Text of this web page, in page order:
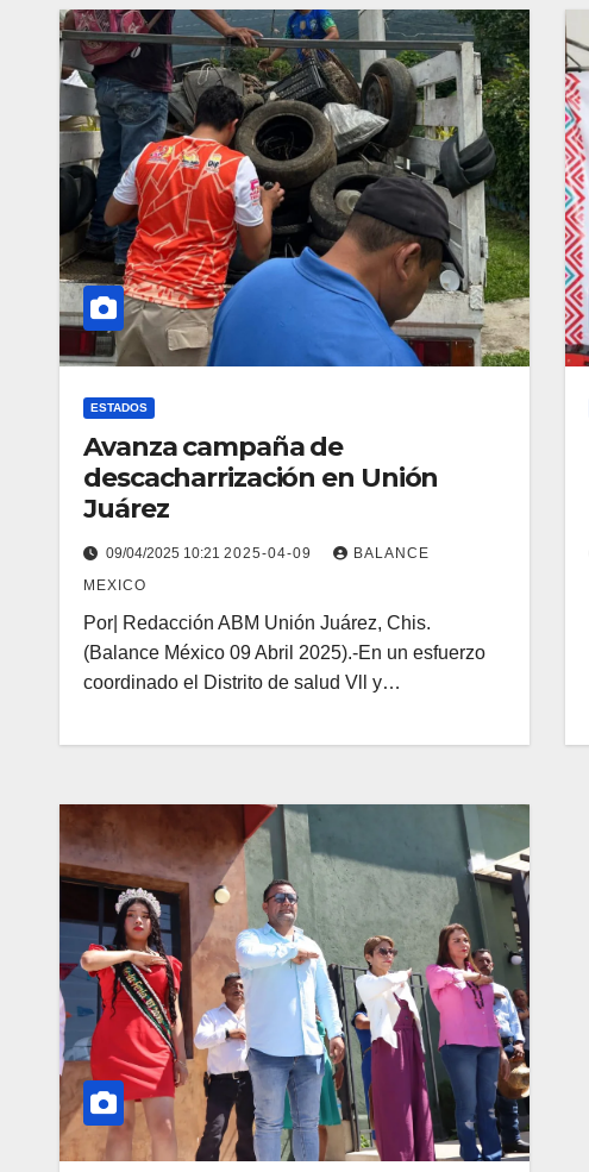
ESTADOS
Avanza campaña de
descacharrización en Unión
Juárez
09/04/2025 10:21 2025-04-09
BALANCE
MEXICO
Por| Redacción ABM Unión Juárez, Chis.
(Balance México 09 Abril 2025).-En un esfuerzo
coordinado el Distrito de salud Vll y…